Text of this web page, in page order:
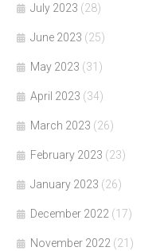
July 2023 (28)
June 2023 (25)
May 2023 (31)
April 2023 (34)
March 2023 (26)
February 2023 (23)
January 2023 (26)
December 2022 (17)
November 2022 (21)